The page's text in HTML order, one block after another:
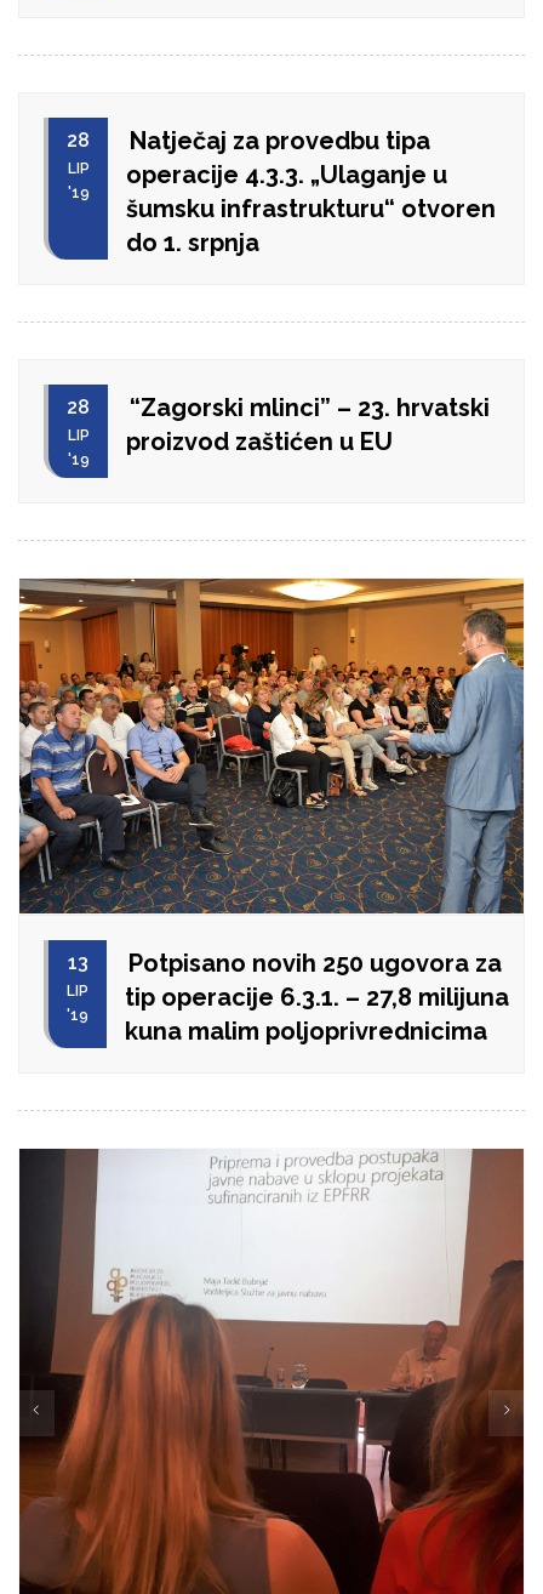
28
LIP
'19
Natječaj za provedbu tipa
operacije 4.3.3. „Ulaganje u
šumsku infrastrukturu“ otvoren
do 1. srpnja
28
LIP
'19
“Zagorski mlinci” – 23. hrvatski
proizvod zaštićen u EU
13
LIP
'19
Potpisano novih 250 ugovora za
tip operacije 6.3.1. – 27,8 milijuna
kuna malim poljoprivrednicima